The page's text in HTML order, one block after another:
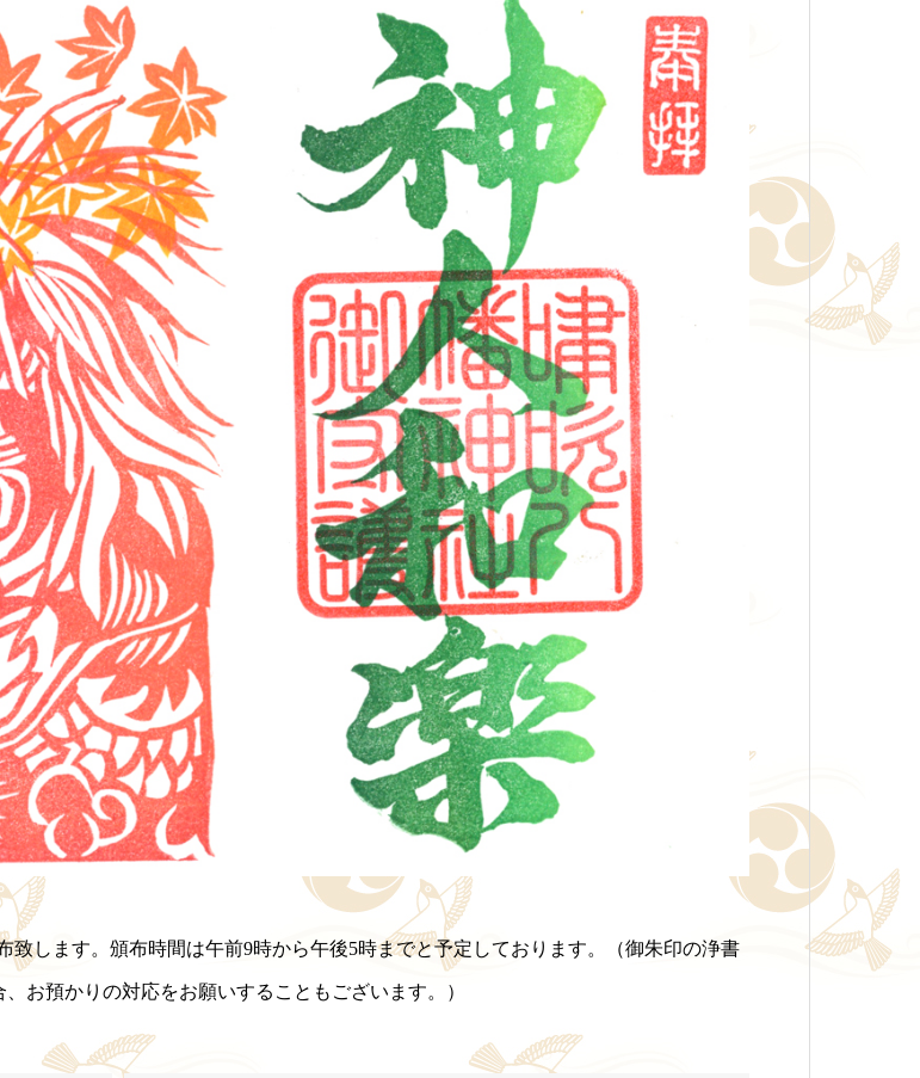
致します。頒布時間は午前9時から午後5時までと予定しております。（御朱印の浄書
お預かりの対応をお願いすることもございます。）